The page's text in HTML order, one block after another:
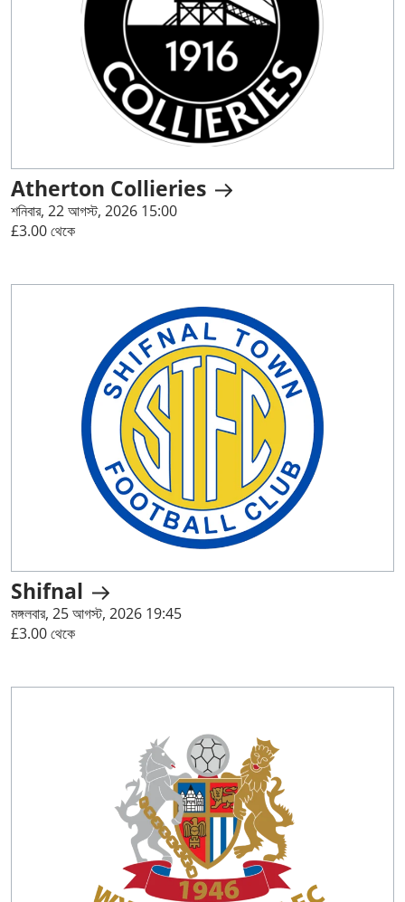
Atherton Collieries
শনিবার, 22 আগস্ট, 2026 15:00
£3.00 থেকে
Shifnal
মঙ্গলবার, 25 আগস্ট, 2026 19:45
£3.00 থেকে